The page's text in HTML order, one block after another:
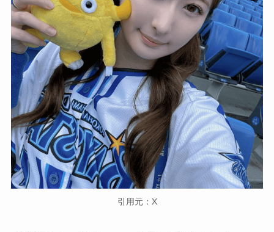
引用元：X